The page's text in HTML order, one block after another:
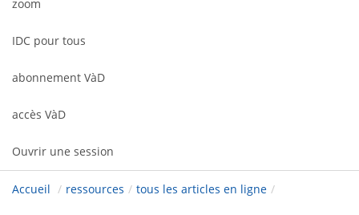
zoom
IDC pour tous
abonnement VàD
accès VàD
Ouvrir une session
Accueil / ressources / tous les articles en ligne /